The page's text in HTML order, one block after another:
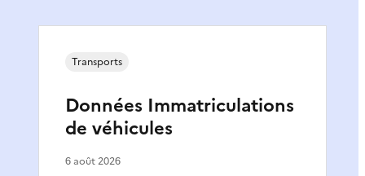
Données Immatriculations
de véhicules
Transports
6 août 2026